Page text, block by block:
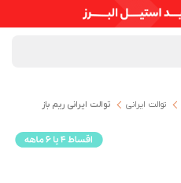
توالت ایرانی توالت ایرانی ریم باز